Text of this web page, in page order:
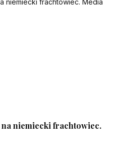
niemiecki frachtowiec.